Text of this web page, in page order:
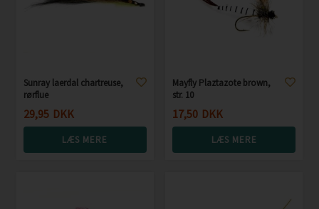
Sunray laerdal chartreuse,
rørflue
29,95 DKK
LÆS MERE
Mayfly Plaztazote brown,
str. 10
17,50 DKK
LÆS MERE